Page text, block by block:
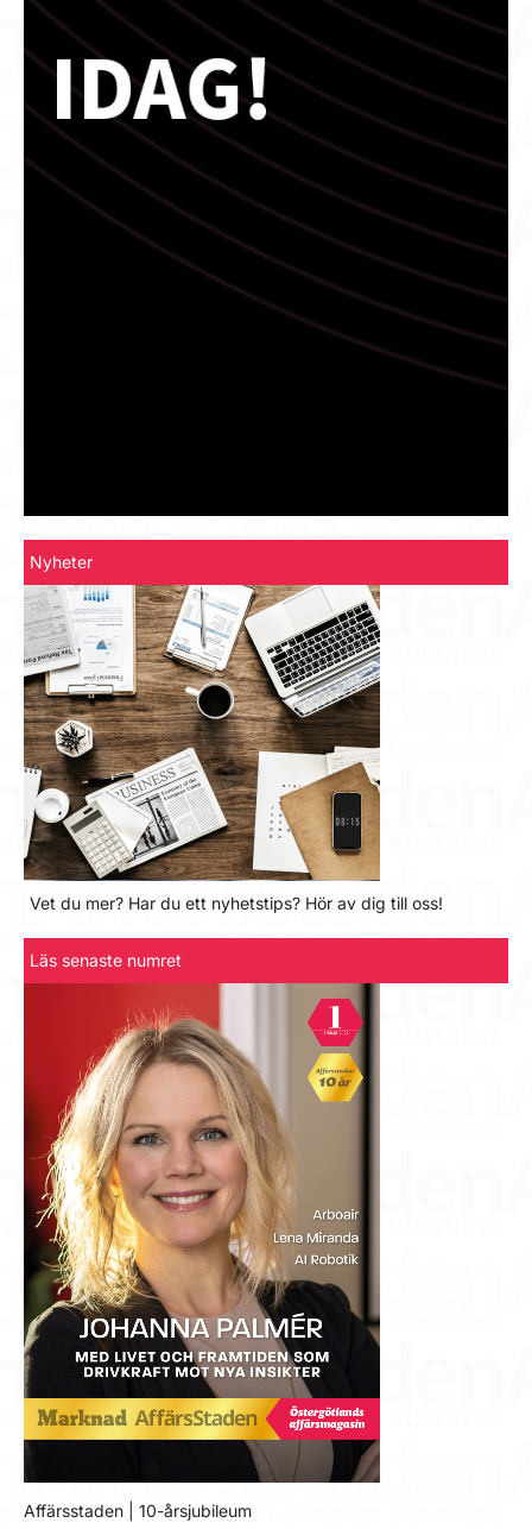
Nyheter
Vet du mer? Har du ett nyhetstips? Hör av dig till oss!
Läs senaste numret
Affärsstaden | 10-årsjubileum